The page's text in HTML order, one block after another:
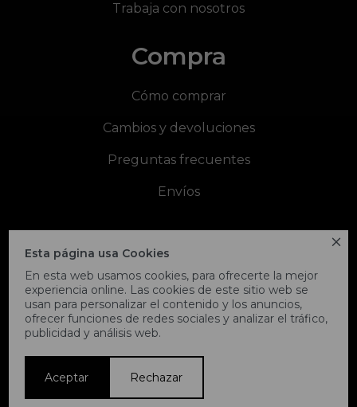

Esta página usa Cookies
En esta web usamos cookies, para ofrecerte la mejor
experiencia online. Las cookies de este sitio web se
usan para personalizar el contenido y los anuncios,
ofrecer funciones de redes sociales y analizar el tráfico,
publicidad y análisis web.
Aceptar Rechazar
Trabaja con nosotros
Compra
Cómo comprar
Cambios y devoluciones
Preguntas frecuentes
Envíos
Newsletter!
SUSCRIBIRME